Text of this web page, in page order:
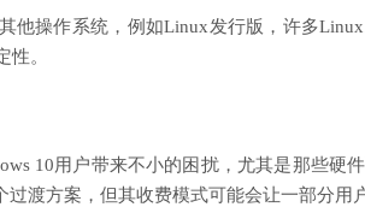
他操作系统，例如Linux发行版，许多
性。
10用户带来不小的困扰，尤其是那些硬
过渡方案，但其收费模式可能会让一部分